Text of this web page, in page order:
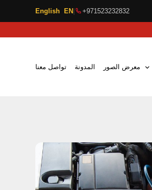
+971523232832
English EN
تواصل معنا المدونة